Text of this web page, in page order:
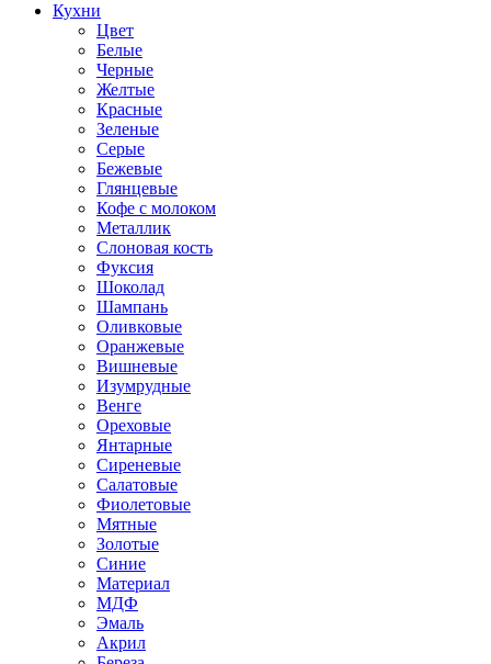
Кухни
Цвет
Белые
Черные
Желтые
Красные
Зеленые
Серые
Бежевые
Глянцевые
Кофе с молоком
Металлик
Слоновая кость
Фуксия
Шоколад
Шампань
Оливковые
Оранжевые
Вишневые
Изумрудные
Венге
Ореховые
Янтарные
Сиреневые
Салатовые
Фиолетовые
Мятные
Золотые
Синие
Материал
МДФ
Эмаль
Акрил